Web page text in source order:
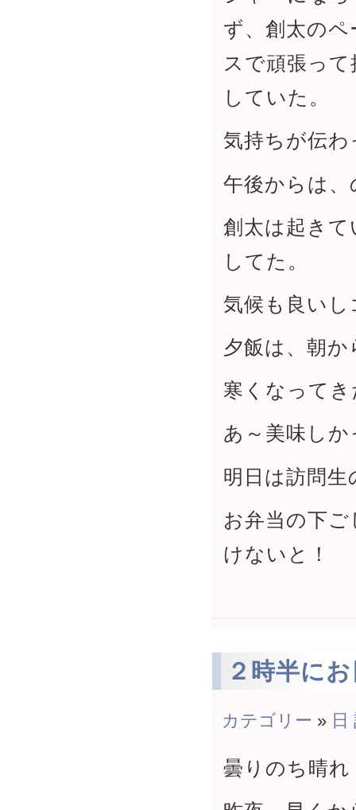
ず、創太のペ
スで頑張って
していた。
気持ちが伝
午後からは
創太は起き
してた。
気候も良い
夕飯は、朝
寒くなって
あ～美味しか
明日は訪問
お弁当の下
けないと！
２時半に
カテゴリー » 日
曇りのち晴れ